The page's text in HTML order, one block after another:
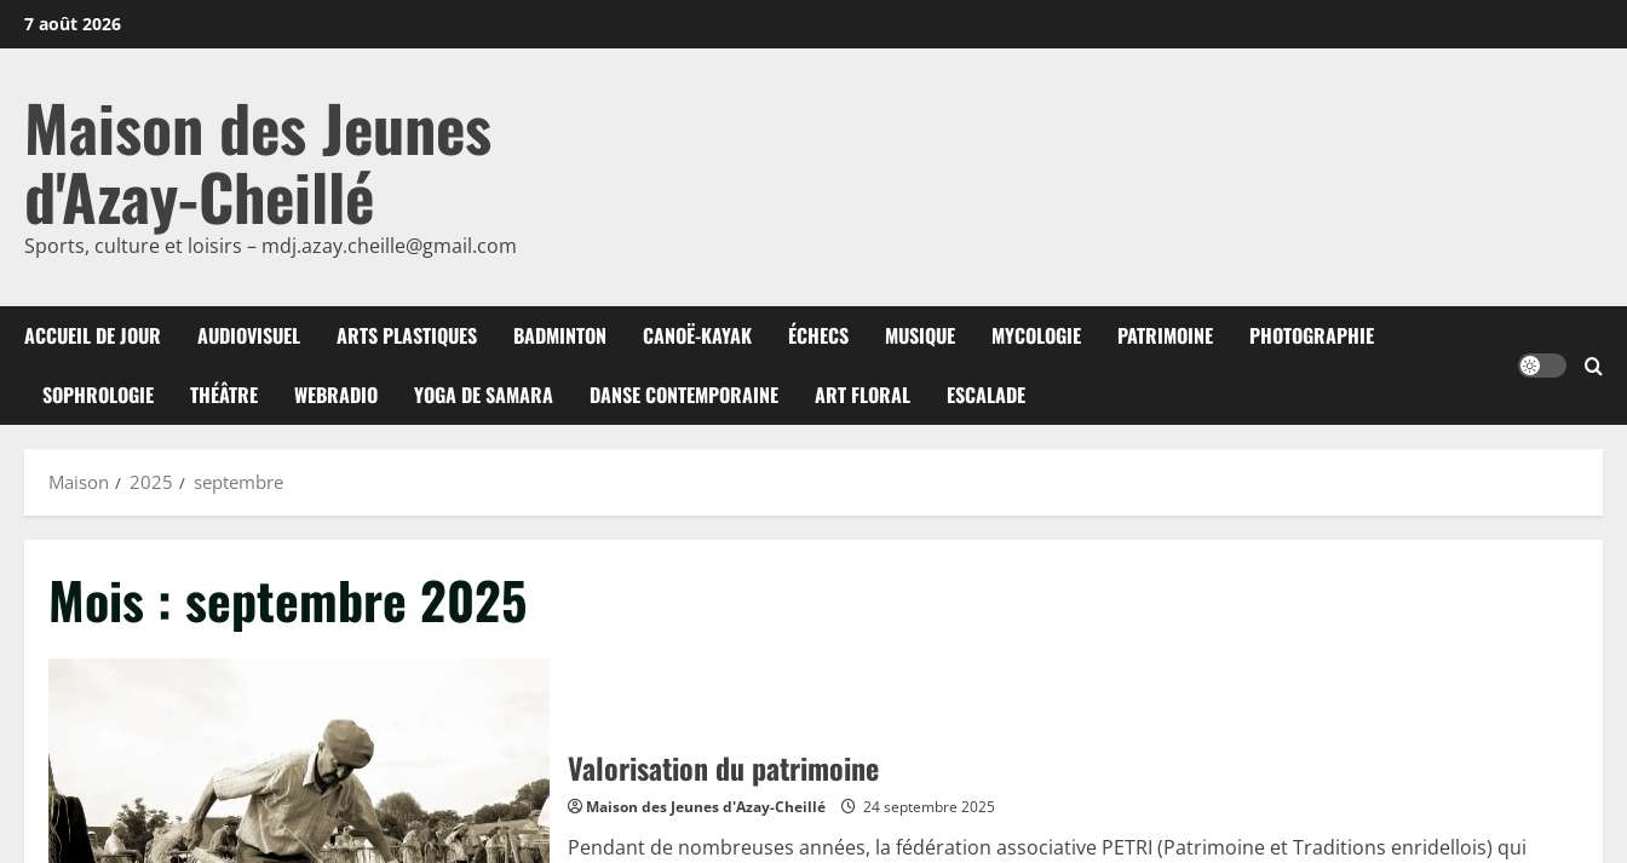
Passer
au
7 août 2026
Maison des Jeunes
d'Azay-Cheillé
Sports, culture et loisirs – mdj.azay.cheille@gmail.com
ACCUEIL DE JOUR AUDIOVISUEL ARTS PLASTIQUES BADMINTON CANOË-KAYAK ÉCHECS MUSIQUE MYCOLOGIE PATRIMOINE PHOTOGRAPHIE
SOPHROLOGIE THÉÂTRE WEBRADIO YOGA DE SAMARA DANSE CONTEMPORAINE ART FLORAL ESCALADE
Maison 2025 septembre
Mois : septembre 2025
Valorisation du patrimoine
Maison des Jeunes d'Azay-Cheillé 24 septembre 2025
Pendant de nombreuses années, la fédération associative PETRI (Patrimoine et Traditions enridellois) qui